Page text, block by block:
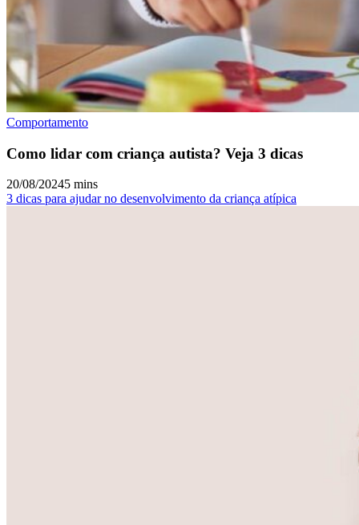
Comportamento
Como lidar com criança autista? Veja 3 dicas
20/08/20245 mins
3 dicas para ajudar no desenvolvimento da criança atípica